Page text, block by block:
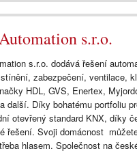
s.r.o.
s.r.o. dodává řešení
zabezpečení, ventilace,
HDL, GVS, Enertex,
další. Díky bohatému portfoliu
otevřený standard KNX, díky
řešení. Svoji domácnost
hlasem. Společnost na